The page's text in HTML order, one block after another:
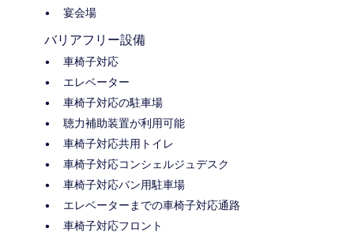
宴会場
バリアフリー設備
車椅子対応
エレベーター
車椅子対応の駐車場
聴力補助装置が利用可能
車椅子対応共用トイレ
車椅子対応コンシェルジュデスク
車椅子対応バン用駐車場
エレベーターまでの車椅子対応通路
車椅子対応フロント